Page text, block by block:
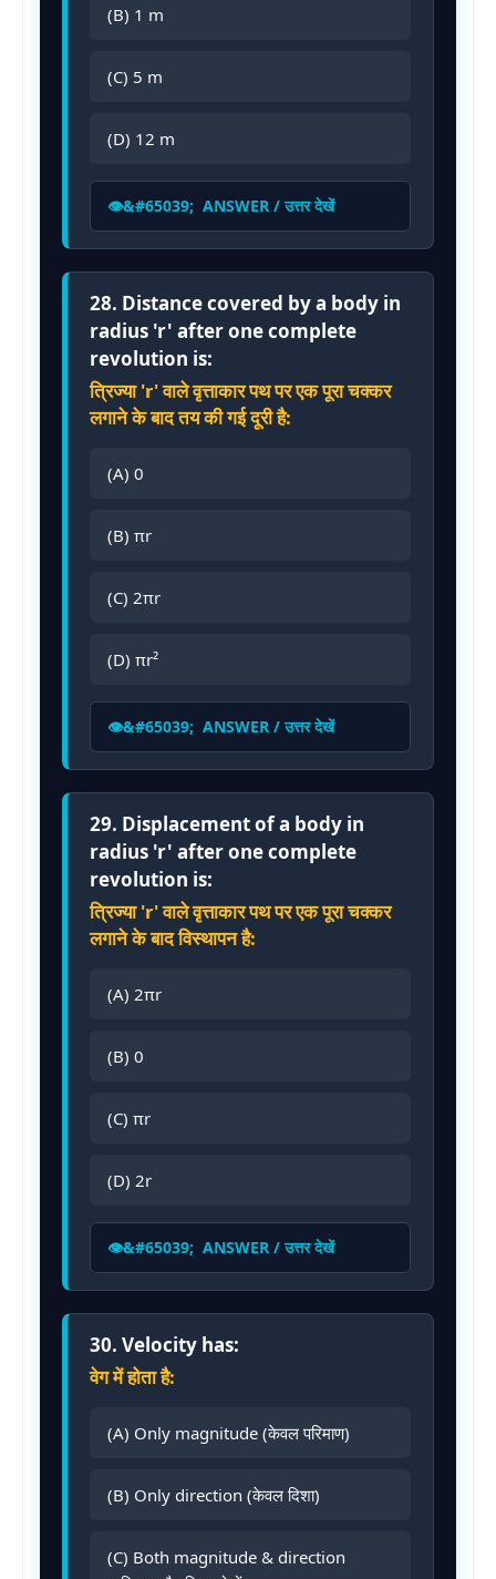
(B) 1 m
(C) 5 m
(D) 12 m
ANSWER / उत्तर देखें
28. Distance covered by a body in
radius 'r' after one complete
revolution is:
त्रिज्या 'r' वाले वृत्ताकार पथ पर एक पूरा चक्कर
लगाने के बाद तय की गई दूरी है:
(A) 0
(B) πr
(C) 2πr
(D) πr²
ANSWER / उत्तर देखें
29. Displacement of a body in
radius 'r' after one complete
revolution is:
त्रिज्या 'r' वाले वृत्ताकार पथ पर एक पूरा चक्कर
लगाने के बाद विस्थापन है:
(A) 2πr
(B) 0
(C) πr
(D) 2r
ANSWER / उत्तर देखें
30. Velocity has:
वेग में होता है:
(A) Only magnitude (केवल परिमाण)
(B) Only direction (केवल दिशा)
(C) Both magnitude & direction